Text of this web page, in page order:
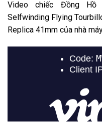
Video chiếc Đồng Hồ
Selfwinding Flying
Replica 41mm của nhà